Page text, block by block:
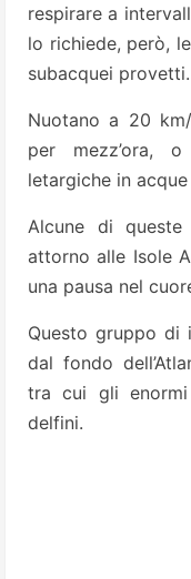
respirare a
lo richiede, però,
subacquei provetti.
Nuotano a 20
per mezz’ora,
letargiche in
Alcune di queste
attorno alle Isole
una pausa nel
Questo gruppo di
dal fondo
tra cui gli
delfini.